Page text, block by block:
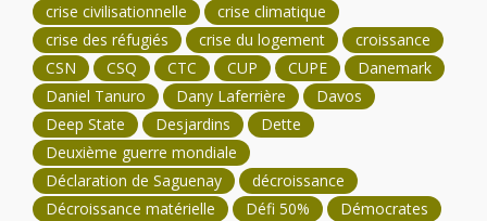
crise civilisationnelle
crise climatique
crise des réfugiés
crise du logement
croissance
CSN
CSQ CTC CUP CUPE
Danemark
Daniel Tanuro
Dany Laferrière
Davos
Deep State
Desjardins
Dette
Deuxième guerre mondiale
Déclaration de Saguenay
décroissance
Décroissance matérielle
Défi 50%
Démocrates